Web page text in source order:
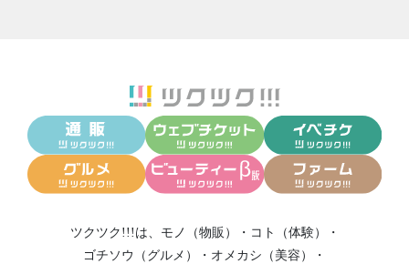
ツクツク!!!は、 モノ（物販） ・ コト（体験）
・
ゴチソウ（グルメ）
・ オメカシ（美容）
・